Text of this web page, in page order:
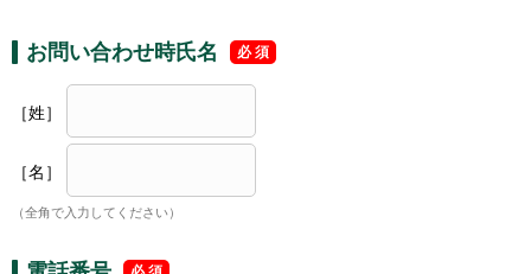
お問い合わせ時氏名
［姓］
［名］
（全角で入力してください）